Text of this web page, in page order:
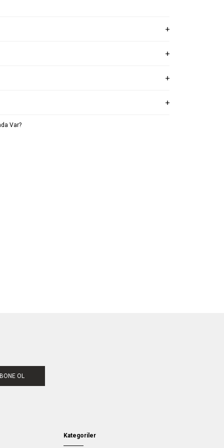
Var?
OL
Kategoriler